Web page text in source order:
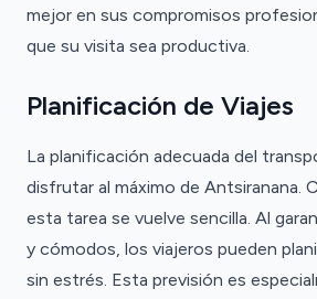
mejor en sus compromisos
que su visita sea productiva.
Planificación de Viajes
La planificación adecuada del
disfrutar al máximo de Antsiranana.
esta tarea se vuelve sencilla. Al
y cómodos, los viajeros pueden
sin estrés. Esta previsión es